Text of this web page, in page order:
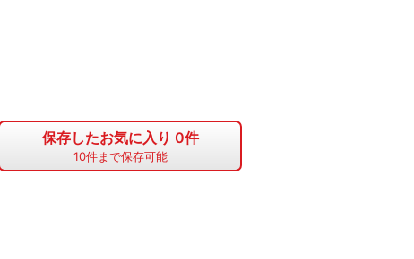
保存したお気に入り 0件
10件まで保存可能